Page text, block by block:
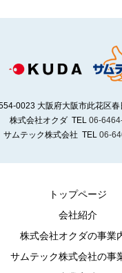
0023 大阪府大阪市此花区
株式会社オクダ TEL 06-
サムテック株式会社 TEL 06-
トップページ
会社紹介
株式会社オクダの事業
サムテック株式会社の事